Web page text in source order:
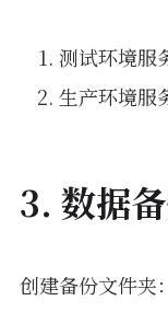
测试环境服
生产环境服
3. 数据
创建备份文件夹：